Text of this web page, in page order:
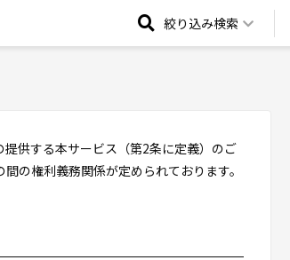
絞り込み検索
供する本サービス（第2条に定義）のご
の権利義務関係が定められております。